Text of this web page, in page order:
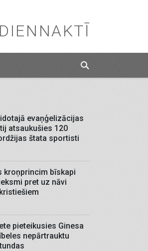
evaņģelizācijas
atsaukušies 120
štata sportisti
kroņprincim bīskapi
pret uz nāvi
pieteikusies Ginesa
nepārtrauktu